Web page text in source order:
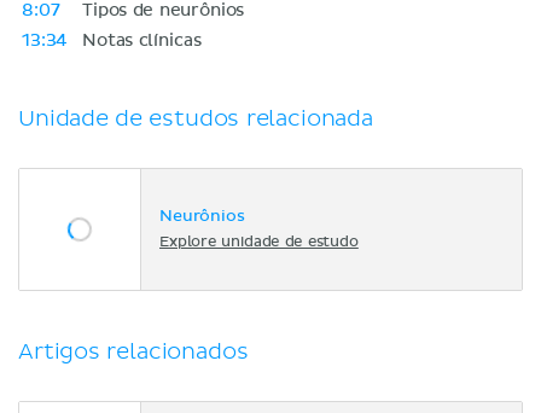
8:07
Tipos de neurônios
13:34
Notas clínicas
Unidade de estudos relacionada
Neurônios
Explore unidade de estudo
Artigos relacionados